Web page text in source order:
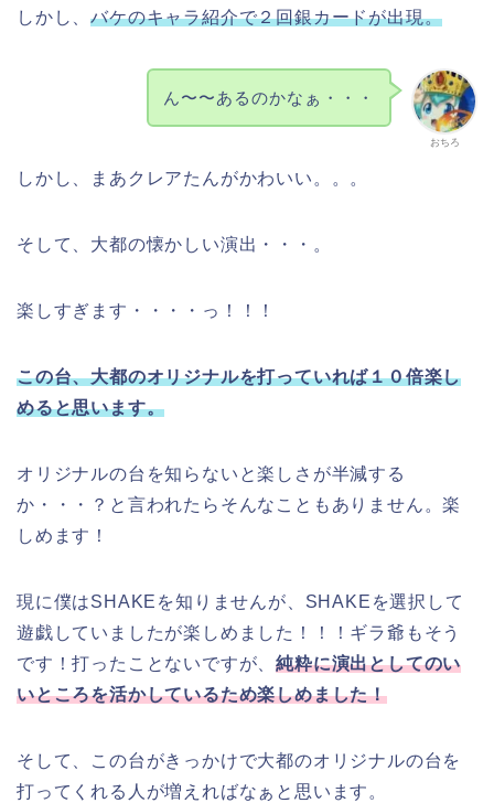
しかし、バケのキャラ紹介で２回銀カードが出現。
おちろ
ん〜〜あるのかなぁ・・・
しかし、まあクレアたんがかわいい。。。
そして、大都の懐かしい演出・・・。
楽しすぎます・・・・っ！！！
この台、大都のオリジナルを打っていれば１０倍楽し
めると思います。
オリジナルの台を知らないと楽しさが半減する
か・・・？と言われたらそんなこともありません。楽
しめます！
現に僕はSHAKEを知りませんが、SHAKEを選択して
遊戯していましたが楽しめました！！！ギラ爺もそう
です！打ったことないですが、純粋に演出としてのい
いところを活かしているため楽しめました！
そして、この台がきっかけで大都のオリジナルの台を
打ってくれる人が増えればなぁと思います。